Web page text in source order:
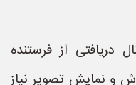
از فرستنده
و نمایش تصویر نیاز